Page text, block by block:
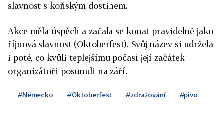
slavnost s koňským dostihem.
Akce měla úspěch a začala se konat pravidelně jako
říjnová slavnost (Oktoberfest). Svůj název si udržela
i poté, co kvůli teplejšímu počasí její začátek
organizátoři posunuli na září.
#Německo #Oktoberfest #zdražování #pivo